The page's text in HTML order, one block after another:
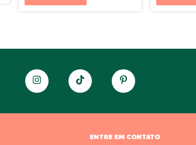
ENTRE EM CONTATO